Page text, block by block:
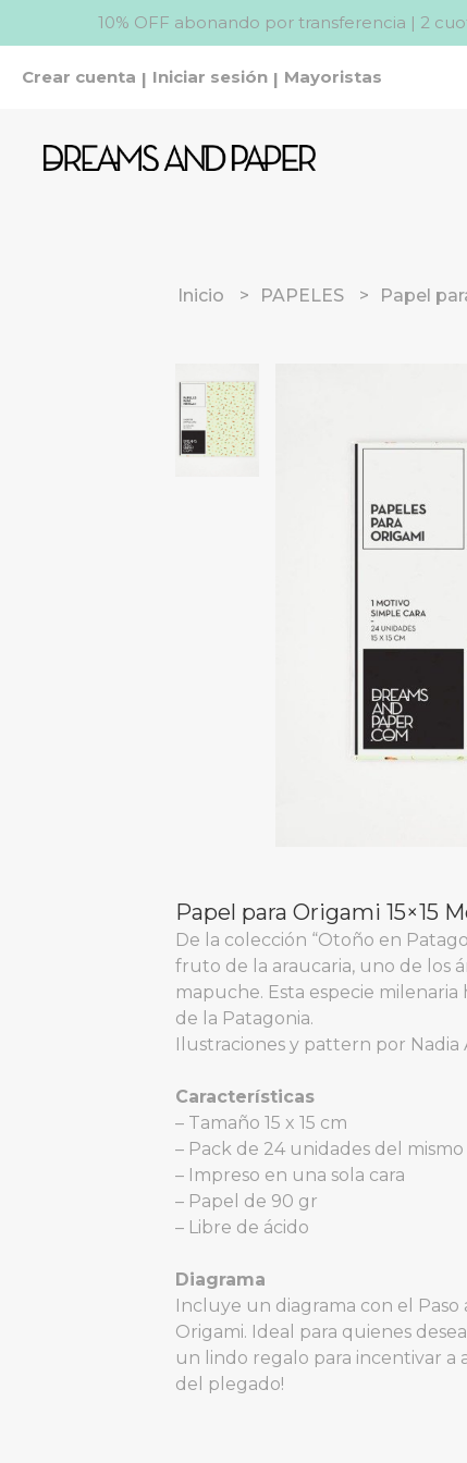
10% OFF abonando por transferencia | 2
Crear cuenta | Iniciar sesión | Mayoristas
Inicio PAPELES Papel
Papel para Origami 15×15
De la colección “Otoño en
fruto de la araucaria, uno de los
mapuche. Esta especie
de la Patagonia.
Ilustraciones y pattern por Nadia
Características
– Tamaño 15 x 15 cm
– Pack de 24 unidades del
– Impreso en una sola cara
– Papel de 90 gr
– Libre de ácido
Diagrama
Incluye un diagrama con el
Origami. Ideal para quienes
un lindo regalo para incentivar a
del plegado!